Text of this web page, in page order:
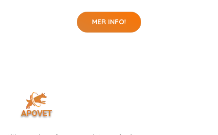
MER INFO!